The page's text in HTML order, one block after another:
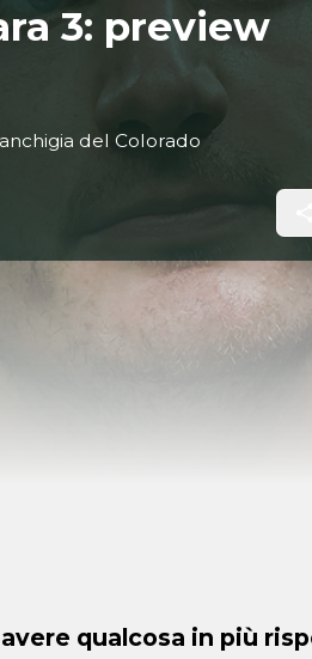
3: preview
del Colorado
qualcosa in più